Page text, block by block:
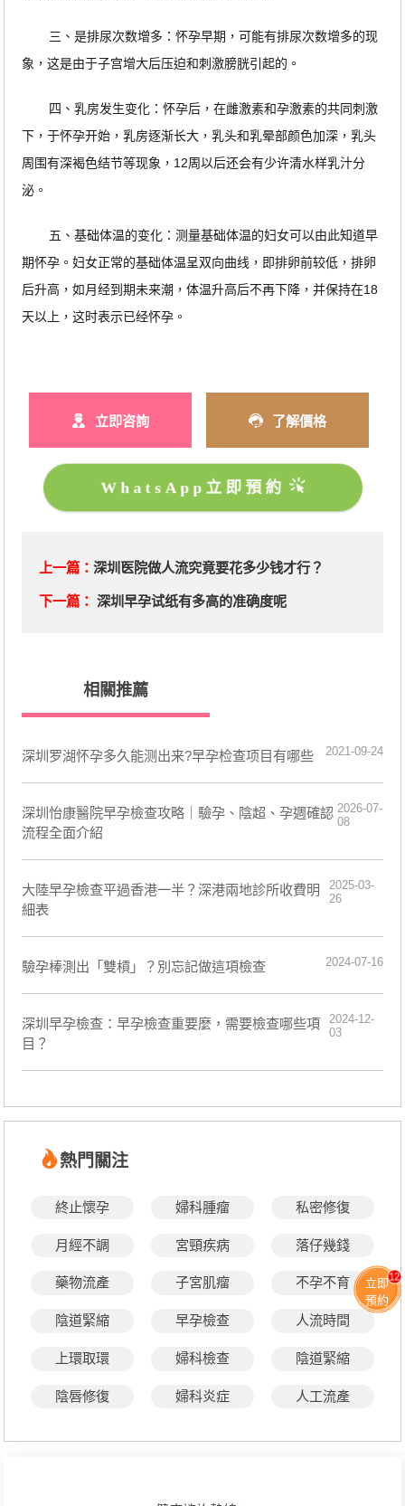
三、是排尿次数增多：怀孕早期，可能有排尿次数增多的现
象，这是由于子宫增大后压迫和刺激膀胱引起的。
四、乳房发生变化：怀孕后，在雌激素和孕激素的共同刺激
下，于怀孕开始，乳房逐渐长大，乳头和乳晕部颜色加深，乳头
周围有深褐色结节等现象，12周以后还会有少许清水样乳汁分
泌。
五、基础体温的变化：测量基础体温的妇女可以由此知道早
期怀孕。妇女正常的基础体温呈双向曲线，即排卵前较低，排卵
后升高，如月经到期未来潮，体温升高后不再下降，并保持在18
天以上，这时表示已经怀孕。
立即咨詢 了解價格
WhatsApp立即預約
上一篇： 深圳医院做人流究竟要花多少钱才行？
下一篇： 深圳早孕试纸有多高的准确度呢
相關推薦
深圳罗湖怀孕多久能测出来?早孕检查项目有哪些 2021-09-24
深圳怡康醫院早孕檢查攻略｜驗孕、陰超、孕週確認
流程全面介紹
2026-07-
08
大陸早孕檢查平過香港一半？深港兩地診所收費明
細表
2025-03-
26
​驗孕棒測出「雙槓」？別忘記做這項檢查 2024-07-16
​深圳早孕檢查：早孕檢查重要麼，需要檢查哪些項
目？
2024-12-
03
熱門關注
終止懷孕 婦科腫瘤 私密修復
月經不調 宮頸疾病 落仔幾錢
藥物流產 子宮肌瘤 不孕不育
陰道緊縮 早孕檢查 人流時間
上環取環 婦科檢查 陰道緊縮
陰唇修復 婦科炎症 人工流產
立即
預約
12